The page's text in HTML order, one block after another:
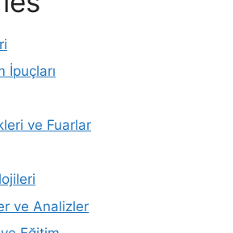
İpuçları
ve Fuarlar
ve Analizler